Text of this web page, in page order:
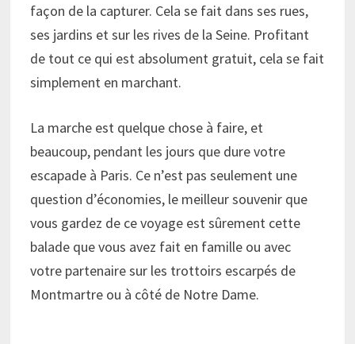
façon de la capturer. Cela se fait dans ses rues,
ses jardins et sur les rives de la Seine. Profitant
de tout ce qui est absolument gratuit, cela se fait
simplement en marchant.
La marche est quelque chose à faire, et
beaucoup, pendant les jours que dure votre
escapade à Paris. Ce n’est pas seulement une
question d’économies, le meilleur souvenir que
vous gardez de ce voyage est sûrement cette
balade que vous avez fait en famille ou avec
votre partenaire sur les trottoirs escarpés de
Montmartre ou à côté de Notre Dame.